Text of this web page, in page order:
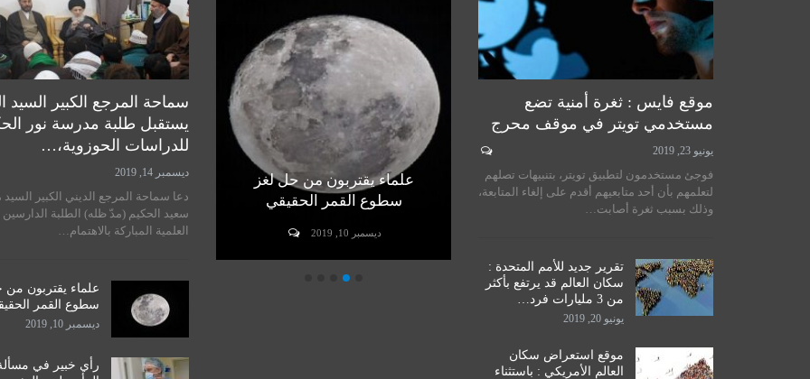
موقع فايس : ثغرة أمنية تضع
مستخدمي تويتر في موقف محرج
يونيو 23, 2019
فوجئ مستخدمون لتطبيق تويتر، بتنبيهات تصلهم
لتعلمهم بأن أحد متابعيهم أقدم على إلغاء المتابعة،
وذلك بسبب ثغرة أصابت…
تقرير جديد للأمم المتحدة :
سكان العالم قد يرتفع بأكثر
من 3 مليارات فرد…
يونيو 20, 2019
موقع استعراض سكان
العالم الأمريكي : باستثناء
سماحة المرجع الكبير السيد
الحكيم يستقبل طلبة مدرسة نور
الحكمة للدراسات الحوزوية،…
علماء يقتربون من حل لغز
سطوع القمر الحقيقي
ديسمبر 10, 2019
رأي خبير في مسألة زراعة
الرأس لدى البشر
ديسمبر 10, 2019
سماحة المرجع الكبير السيد
يستقبل طلبة مدرسة نور
للدراسات الحوزوية،…
ديسمبر 14, 2019
دعا سماحة المرجع الديني الكبير
سعيد الحكيم (مدّ ظله) الطلبة الدارسين
العلمية المباركة بالاهتمام…
علماء يقتربون من
سطوع القمر
ديسمبر 10, 2019
رأي خبير في